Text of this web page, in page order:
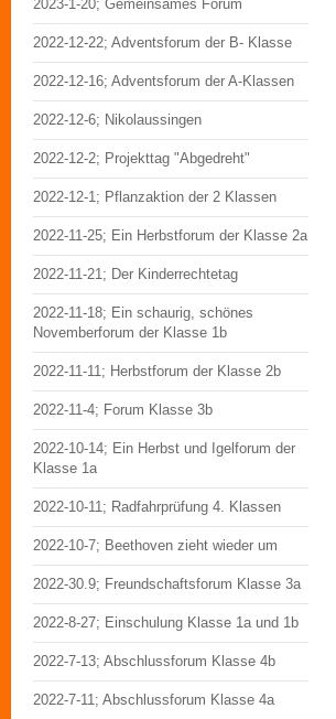
2023-1-20; Gemeinsames Forum
2022-12-22; Adventsforum der B- Klasse
2022-12-16; Adventsforum der A-Klassen
2022-12-6; Nikolaussingen
2022-12-2; Projekttag "Abgedreht"
2022-12-1; Pflanzaktion der 2 Klassen
2022-11-25; Ein Herbstforum der Klasse 2a
2022-11-21; Der Kinderrechtetag
2022-11-18; Ein schaurig, schönes
Novemberforum der Klasse 1b
2022-11-11; Herbstforum der Klasse 2b
2022-11-4; Forum Klasse 3b
2022-10-14; Ein Herbst und Igelforum der
Klasse 1a
2022-10-11; Radfahrprüfung 4. Klassen
2022-10-7; Beethoven zieht wieder um
2022-30.9; Freundschaftsforum Klasse 3a
2022-8-27; Einschulung Klasse 1a und 1b
2022-7-13; Abschlussforum Klasse 4b
2022-7-11; Abschlussforum Klasse 4a